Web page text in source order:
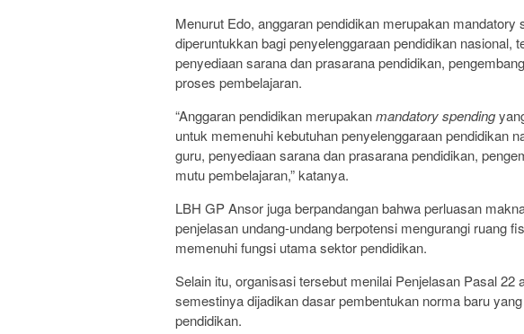
Menurut Edo, anggaran pendidikan merupakan
diperuntukkan bagi penyelenggaraan pendidikan nasional,
penyediaan sarana dan prasarana pendidikan,
proses pembelajaran.
“Anggaran pendidikan merupakanmandatory spending
untuk memenuhi kebutuhan penyelenggaraan pendidikan
guru, penyediaan sarana dan prasarana pendidikan,
mutu pembelajaran,” katanya.
LBH GP Ansor juga berpandangan bahwa perluasan
penjelasan undang-undang berpotensi mengurangi ruang
memenuhi fungsi utama sektor pendidikan.
Selain itu, organisasi tersebut menilai Penjelasan Pasal 22
semestinya dijadikan dasar pembentukan norma baru
pendidikan.